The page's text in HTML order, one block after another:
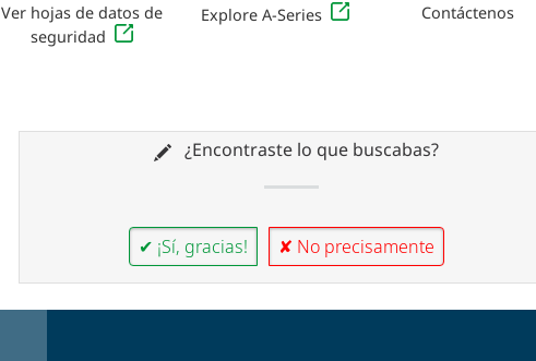
Ver hojas de datos de
seguridad
Explore A-Series Contáctenos
¿Encontraste lo que buscabas?
✔ ¡Sí, gracias! ✘ No precisamente